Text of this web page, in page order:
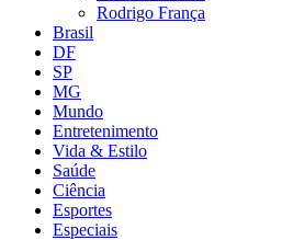
Rodrigo França
Brasil
DF
SP
MG
Mundo
Entretenimento
Vida & Estilo
Saúde
Ciência
Esportes
Especiais